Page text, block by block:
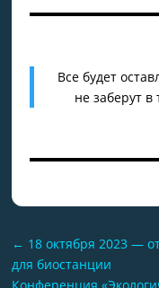
Все будет
не заберут
← 18 октября 2023 —
для биостанции